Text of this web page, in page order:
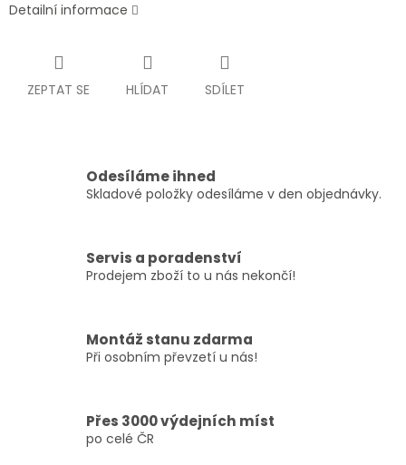
Detailní informace
ZEPTAT SE HLÍDAT SDÍLET
Odesíláme ihned
Skladové položky odesíláme v den objednávky.
Servis a poradenství
Prodejem zboží to u nás nekončí!
Montáž stanu zdarma
Při osobním převzetí u nás!
Přes 3000 výdejních míst
po celé ČR